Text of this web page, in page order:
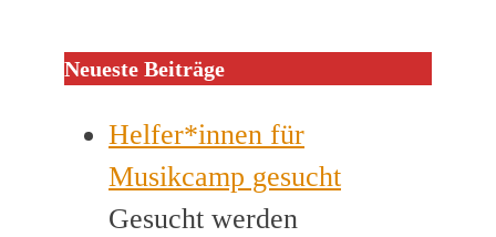
Neueste Beiträge
Helfer*innen für
Musikcamp gesucht
Gesucht werden